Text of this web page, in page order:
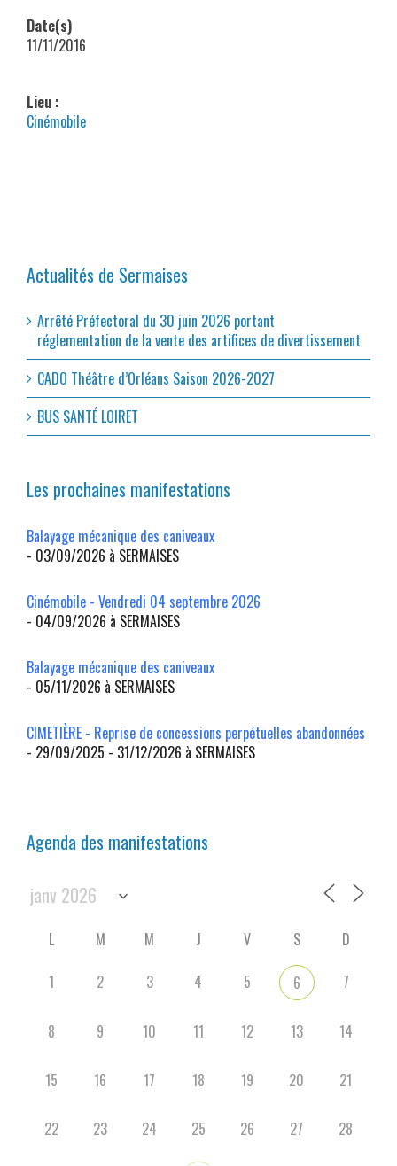
Date(s)
11/11/2016
Lieu :
Cinémobile
Actualités de Sermaises
Arrêté Préfectoral du 30 juin 2026 portant
réglementation de la vente des artifices de divertissement
CADO Théâtre d’Orléans Saison 2026-2027
BUS SANTÉ LOIRET
Les prochaines manifestations
Balayage mécanique des caniveaux
- 03/09/2026 à SERMAISES
Cinémobile - Vendredi 04 septembre 2026
- 04/09/2026 à SERMAISES
Balayage mécanique des caniveaux
- 05/11/2026 à SERMAISES
CIMETIÈRE - Reprise de concessions perpétuelles abandonnées
- 29/09/2025 - 31/12/2026 à SERMAISES
Agenda des manifestations
L M M J V S
D
1
2 3 4 5 6 7
8 9 10 11 12 13 14
15 16 17 18 19 20 21
22 23 24 25 26 27 28